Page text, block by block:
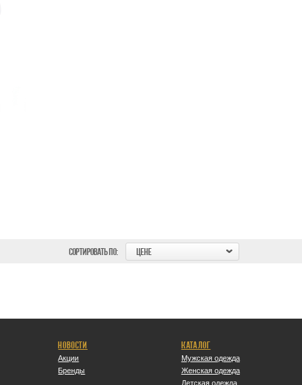
СОРТИРОВАТЬ ПО: ЦЕНЕ
НОВОСТИ
Акции
Бренды
КАТАЛОГ
Мужская одежда
Женская одежда
Детская одежда